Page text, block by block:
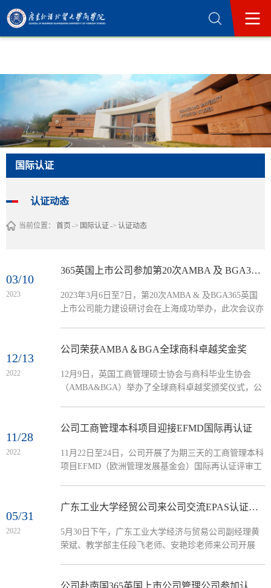
365英国上市公司(集团)官方网站-Official
国际认证
认证动态
当前位置： 首页 -> 国际认证 -> 认证动态
03/10
2023
365英国上市公司参加第20次AMBA 及 BGA365英国上市公司能力建设研讨会
2023年3月6日至7日，第20次AMBA & 及BGA365英国
上市公司能力建设研讨会在上海成功举办，此次会议亦
来自全国各地80余所商科院校的70余位经理、副经理等
授应邀参会。 会议现场浙江大学文科资深教授、浙江
大学全球创业研究中心主任、AMBA & BGA中国地区
12/13
2022
公司荣获AMBA＆BGA全球商科卓越奖金奖
12月9日，英国工商管理硕士协会与商科毕业生协会
（AMBA&BGA）举办了全球商科卓越奖颁奖仪式，公
登华教授出席线上颁奖典礼并视频致辞。这是历届以来
国上市公司和法国南特高等365英国上市公司分别获得
该奖项的银奖和铜奖。​公司荣获全球商科卓越奖金奖展
11/28
2022
公司工商管理本科项目迎接EFMD国际再认证
​11月22日至24日，公司开展了为期三天的工商管理本科
项目EFMD（欧洲管理发展基金会）国际再认证评审工
365英国上市公司经理Rogier Busser教授、苏塞克斯大学
学经济与管理公司Christian Kahl副教授组成。公司党委
书记、董事长石佑启，副董事长刘建达、何传添，365
05/31
2022
广东工业大学经贸公司来公司交流EPAS认证工作
5月30日下午，广东工业大学经济与贸易公司副经理黄
荣斌、教学部主任段飞老师、安艳珍老师来公司开展​
主持。交流会现场丁浩首先向广东工业大学经贸公司一